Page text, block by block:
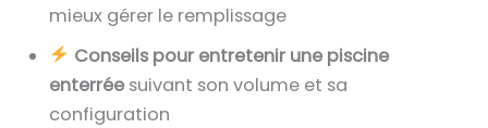
mieux gérer le remplissage
Conseils pour entretenir une piscine
enterrée suivant son volume et sa
configuration